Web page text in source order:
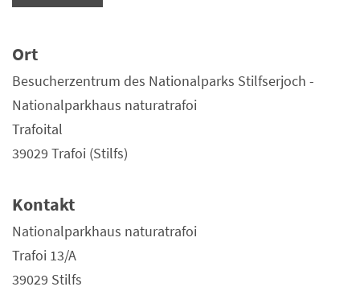
Ort
Besucherzentrum des Nationalparks Stilfserjoch -
Nationalparkhaus naturatrafoi
Trafoital
39029 Trafoi (Stilfs)
Kontakt
Nationalparkhaus naturatrafoi
Trafoi 13/A
39029 Stilfs